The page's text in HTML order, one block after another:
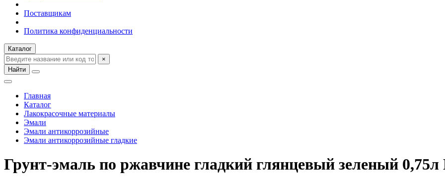
Поставщикам
Политика конфиденциальности
Каталог
×
Найти
Главная
Каталог
Лакокрасочные материалы
Эмали
Эмали антикоррозийные
Эмали антикоррозийные гладкие
Грунт-эмаль по ржавчине гладкий глянцевый зеленый